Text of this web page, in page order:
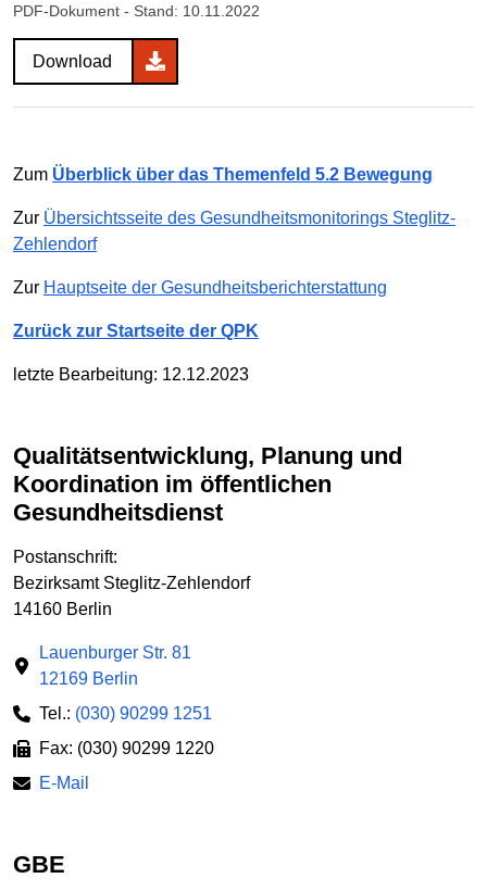
PDF-Dokument - Stand: 10.11.2022
Download
Zum Überblick über das Themenfeld 5.2 Bewegung
Zur Übersichtsseite des Gesundheitsmonitorings Steglitz-
Zehlendorf
Zur Hauptseite der Gesundheitsberichterstattung
Zurück zur Startseite der QPK
letzte Bearbeitung: 12.12.2023
Qualitätsentwicklung, Planung und
Koordination im öffentlichen
Gesundheitsdienst
Postanschrift:
Bezirksamt Steglitz-Zehlendorf
14160 Berlin
Lauenburger Str. 81
12169 Berlin
Tel.: (030) 90299 1251
Fax: (030) 90299 1220
E-Mail
GBE